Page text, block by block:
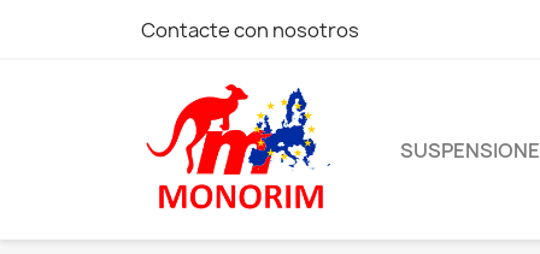
Contacte con nosotros